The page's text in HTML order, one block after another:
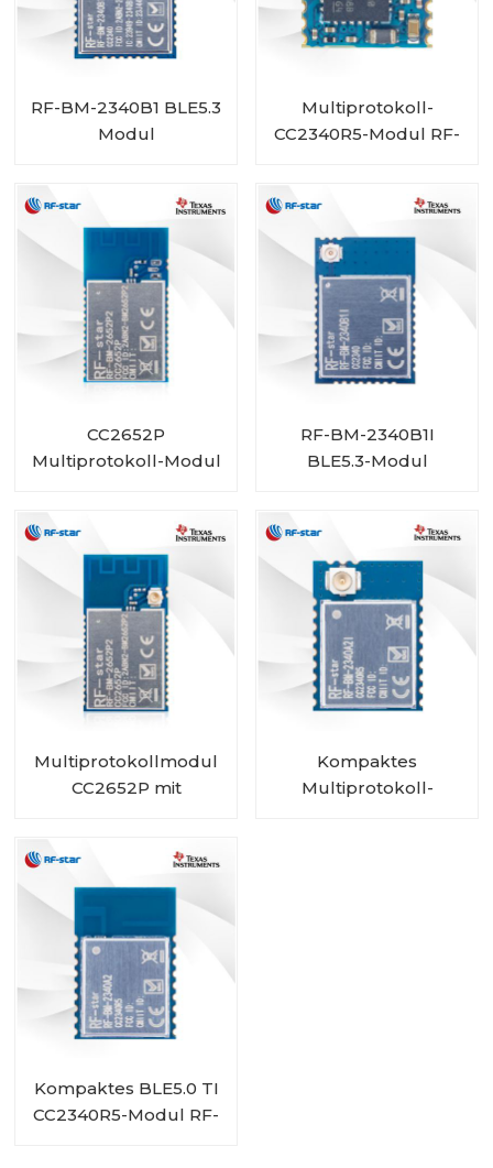
RF-BM-2340B1 BLE5.3
Modul
Multiprotokoll-
CC2340R5-Modul RF-
CC2652P
Multiprotokoll-Modul
RF-BM-2340B1I
BLE5.3-Modul
Multiprotokollmodul
CC2652P mit
Kompaktes
Multiprotokoll-
Kompaktes BLE5.0 TI
CC2340R5-Modul RF-